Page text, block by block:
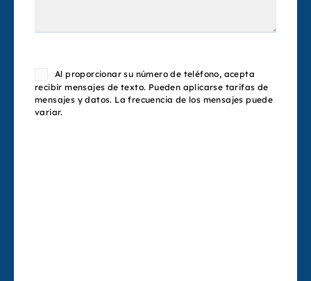
ConsentAl proporcionar su número de teléfono, acepta
recibir mensajes de texto. Pueden aplicarse tarifas de
mensajes y datos. La frecuencia de los mensajes puede
variar.